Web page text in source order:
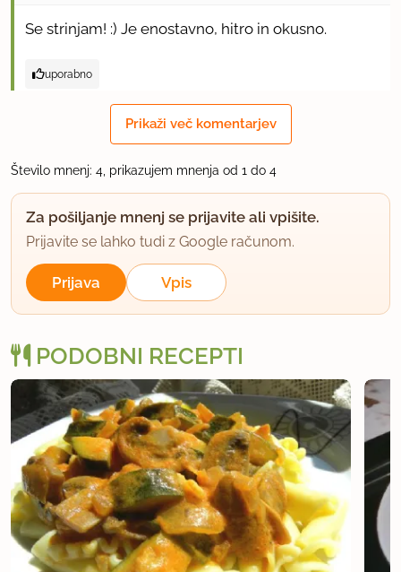
Se strinjam! :) Je enostavno, hitro in okusno.
uporabno
Kuhar doma
član od 2003
1.6.2013 ob 23:37
Tudi nam je bila všeč... :) nekaj drugačnega... nekaj
dobrega! Verjetno bo še veliko ponovitev ;)
uporabno
član od 2009 42 sporočil
19.8.2018 ob 11:11
Res odličen recept! Hitro, poceni in okusno
uporabno
Prikaži več komentarjev
Število mnenj: 4, prikazujem mnenja od 1 do 4
Za pošiljanje mnenj se prijavite ali vpišite.
Prijavite se lahko tudi z Google računom.
Prijava Vpis
PODOBNI RECEPTI